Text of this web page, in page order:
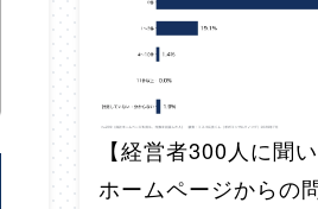
【経営者300人に聞い
ホームページからの